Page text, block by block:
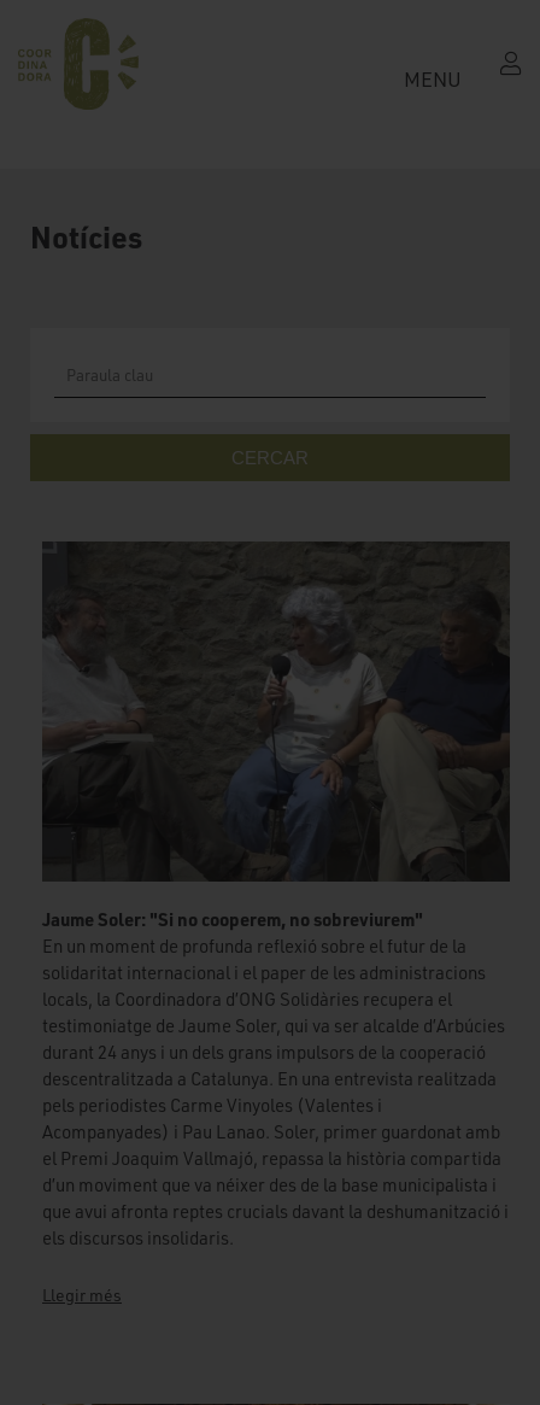
MENU
Notícies
CERCAR
Jaume Soler: "Si no cooperem, no sobreviurem"
En un moment de profunda reflexió sobre el futur de la
solidaritat internacional i el paper de les administracions
locals, la Coordinadora d’ONG Solidàries recupera el
testimoniatge de Jaume Soler, qui va ser alcalde d’Arbúcies
durant 24 anys i un dels grans impulsors de la cooperació
descentralitzada a Catalunya. En una entrevista realitzada
pels periodistes Carme Vinyoles (Valentes i
Acompanyades) i Pau Lanao. Soler, primer guardonat amb
el Premi Joaquim Vallmajó, repassa la història compartida
d’un moviment que va néixer des de la base municipalista i
que avui afronta reptes crucials davant la deshumanització i
els discursos insolidaris.
Llegir més